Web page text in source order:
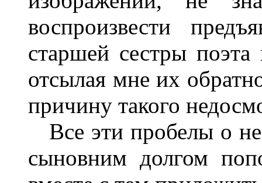
воспроизвести
старшей сестры
отсылая мне их
причину такого
Все эти пробелы о
сыновним долгом